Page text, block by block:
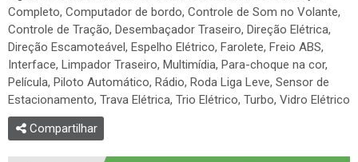
Completo, Computador de bordo, Controle de Som no Volante,
Controle de Tração, Desembaçador Traseiro, Direção Elétrica,
Direção Escamoteável, Espelho Elétrico, Farolete, Freio ABS,
Interface, Limpador Traseiro, Multimídia, Para-choque na cor,
Película, Piloto Automático, Rádio, Roda Liga Leve, Sensor de
Estacionamento, Trava Elétrica, Trio Elétrico, Turbo, Vidro Elétrico
Compartilhar